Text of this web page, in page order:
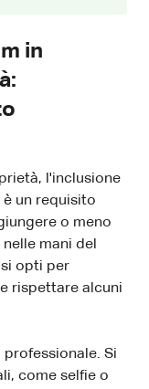
in
l'inclusione
un requisito
o meno
mani del
opti per
rispettare alcuni
Si
come selfie o